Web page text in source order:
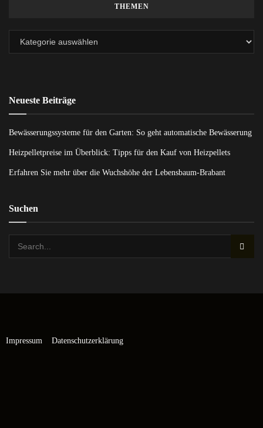
THEMEN
Neueste Beiträge
Bewässerungssysteme für den Garten: So geht automatische Bewässerung
Heizpelletpreise im Überblick: Tipps für den Kauf von Heizpellets
Erfahren Sie mehr über die Wuchshöhe der Lebensbaum-Brabant
Suchen
Impressum Datenschutzerklärung